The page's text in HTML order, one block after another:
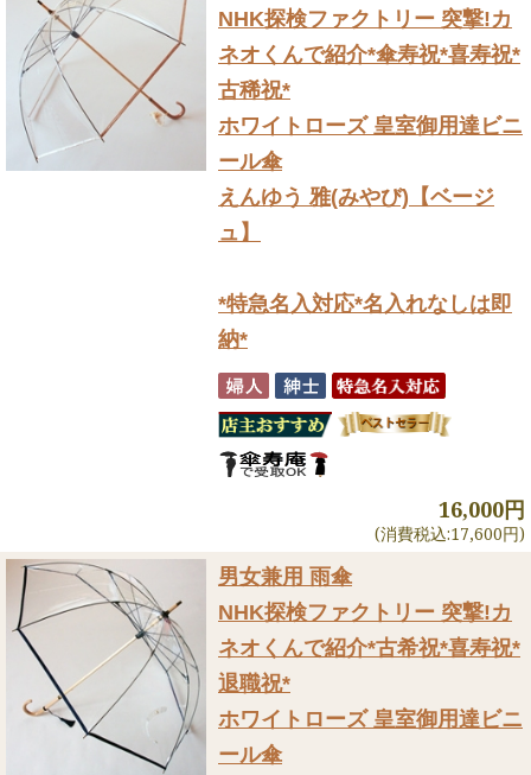
NHK探検ファクトリー 突撃!カ
ネオくんで紹介*傘寿祝*喜寿祝*
古稀祝*
ホワイトローズ 皇室御用達ビニ
ール傘
えんゆう 雅(みやび)【ベージ
ュ】
*特急名入対応*名入れなしは即
納*
16,000円
(消費税込:17,600円)
男女兼用 雨傘
NHK探検ファクトリー 突撃!カ
ネオくんで紹介*古希祝*喜寿祝*
退職祝*
ホワイトローズ 皇室御用達ビニ
ール傘